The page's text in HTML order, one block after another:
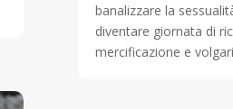
banalizzare la
diventare giornata di
mercificazione e